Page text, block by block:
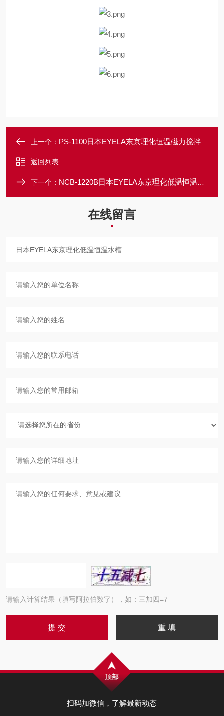
上一个： PS-1100日本EYELA东京理化恒温磁力搅拌水槽
返回列表
下一个： NCB-1220B日本EYELA东京理化低温恒温水槽
在线留言
请输入计算结果（填写阿拉伯数字），如：三加四=7
扫码加微信，了解最新动态